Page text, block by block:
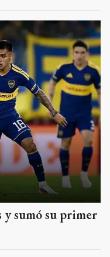
y sumó su primer